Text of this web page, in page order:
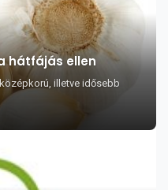
hátfájás ellen
illetve idősebb